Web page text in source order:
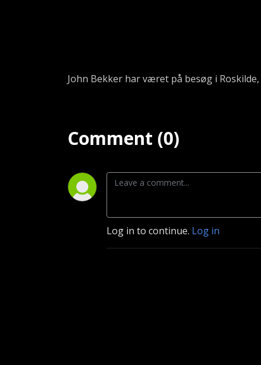
John Bekker har været på besøg i Roskilde,
Comment (0)
Log in to continue. Log in